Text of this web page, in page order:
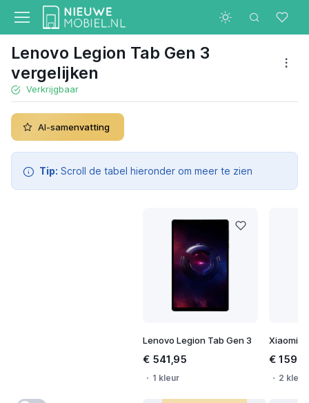
Lenovo Legion Tab Gen 3
vergelijken
Verkrijgbaar
AI-samenvatting
Tip: Scroll de tabel hieronder om meer te zien
Lenovo Legion Tab Gen 3
€ 541,95
1 kleur
Xiaomi
€
2